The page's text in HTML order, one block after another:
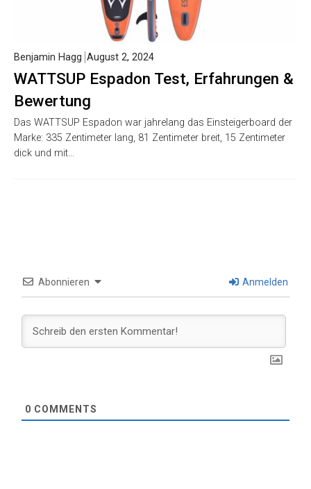
WATTSUP Espadon Test, Erfahrungen &
Bewertung
Benjamin Hagg August 2, 2024
Das WATTSUP Espadon war jahrelang das Einsteigerboard der
Marke: 335 Zentimeter lang, 81 Zentimeter breit, 15 Zentimeter
dick und mit…
Abonnieren Anmelden
0 COMMENTS